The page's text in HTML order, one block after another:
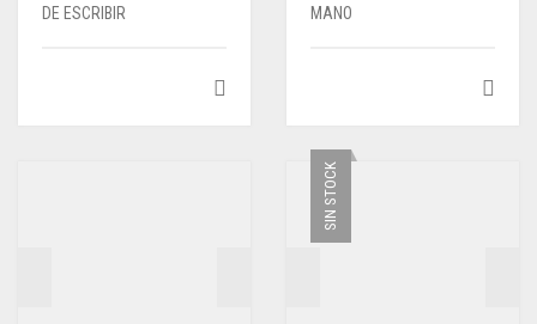
DE ESCRIBIR
MANO
SIN STOCK